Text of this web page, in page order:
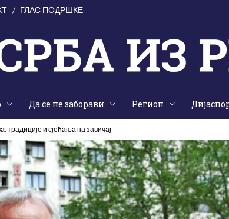
ГЛАС ПОДРШКЕ
Да се не заборави Регион
традиције и сјећања на завичај